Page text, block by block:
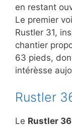
en restant
Le premier
Rustler 31,
chantier
63 pieds,
intérèsse
Rustler
Le Rustler